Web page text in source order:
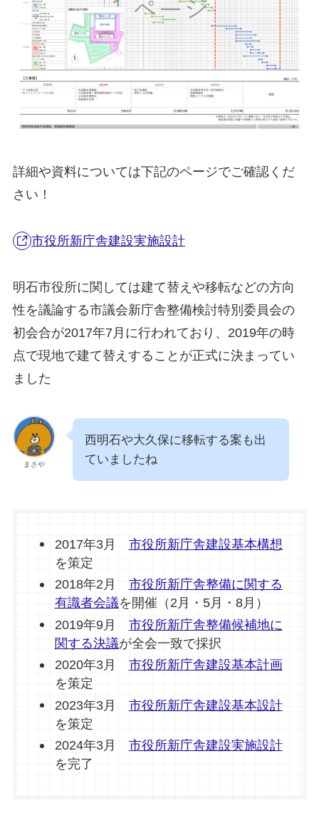
詳細や資料については下記のページでご確認くだ
さい！
市役所新庁舎建設実施設計
明石市役所に関しては建て替えや移転などの方向
性を議論する市議会新庁舎整備検討特別委員会の
初会合が2017年7月に行われており、2019年の時
点で現地で建て替えすることが正式に決まってい
ました
まさや
西明石や大久保に移転する案も出
ていましたね
2017年3月 市役所新庁舎建設基本構想
を策定
2018年2月 市役所新庁舎整備に関する
有識者会議を開催（2月・5月・8月）
2019年9月 市役所新庁舎整備候補地に
関する決議が全会一致で採択
2020年3月 市役所新庁舎建設基本計画
を策定
2023年3月 市役所新庁舎建設基本設計
を策定
2024年3月 市役所新庁舎建設実施設計
を完了